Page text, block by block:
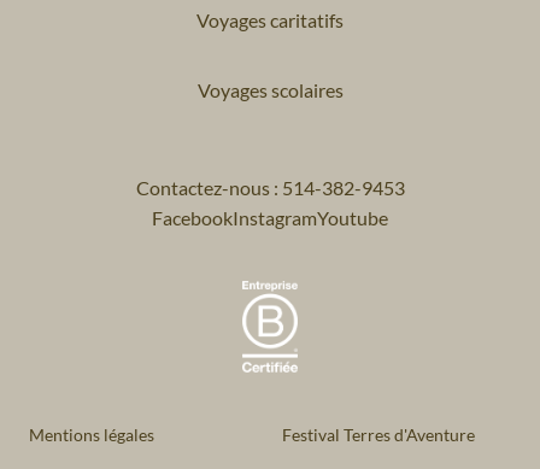
Voyages caritatifs
Voyages scolaires
Contactez-nous : 514-382-9453
FacebookInstagramYoutube
Mentions légales Festival Terres d'Aventure